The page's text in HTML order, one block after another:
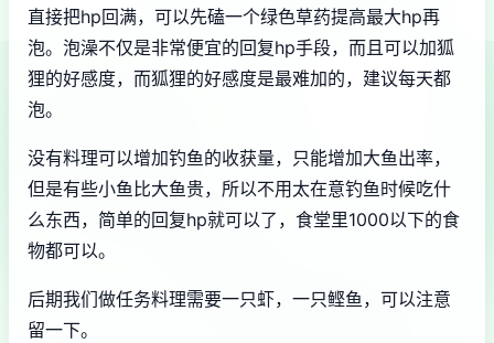
直接把hp回满，可以先磕一个绿色草药提高最大hp再
泡。泡澡不仅是非常便宜的回复hp手段，而且可以加狐
狸的好感度，而狐狸的好感度是最难加的，建议每天都
泡。
没有料理可以增加钓鱼的收获量，只能增加大鱼出率，
但是有些小鱼比大鱼贵，所以不用太在意钓鱼时候吃什
么东西，简单的回复hp就可以了，食堂里1000以下的食
物都可以。
后期我们做任务料理需要一只虾，一只鲣鱼，可以注意
留一下。